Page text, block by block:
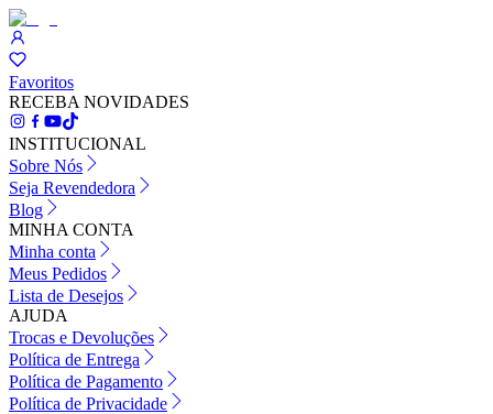
Favoritos
RECEBA NOVIDADES
INSTITUCIONAL
Sobre Nós
Seja Revendedora
Blog
MINHA CONTA
Minha conta
Meus Pedidos
Lista de Desejos
AJUDA
Trocas e Devoluções
Política de Entrega
Política de Pagamento
Política de Privacidade